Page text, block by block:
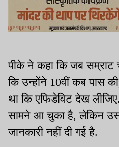
पीके ने कहा कि जब सम्राट
कि उन्होंने 10वीं कब पास
था कि एफिडेविट देख
सामने आ चुका है, लेकिन
जानकारी नहीं दी गई है.